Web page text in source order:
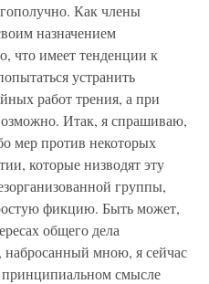
Как члены
назначением
что имеет тенденции к
устранить
работ трения, а при
Итак, я спрашиваю,
мер против некоторых
которые низводят эту
группы,
фикцию. Быть может,
общего дела
мною, я сейчас
смысле